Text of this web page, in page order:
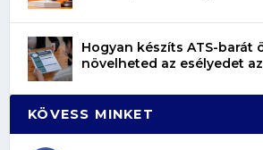
Hogyan készíts ATS-barát
növelheted az esélyedet
KÖVESS MINKET